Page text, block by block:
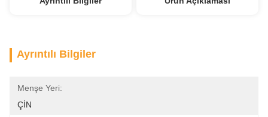
Ayrıntılı Bilgiler
Menşe Yeri:
ÇİN